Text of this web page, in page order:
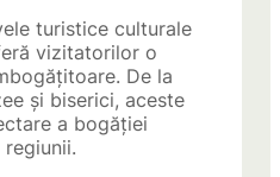
turistice culturale
vizitatorilor o
De la
și biserici, aceste
a bogăției